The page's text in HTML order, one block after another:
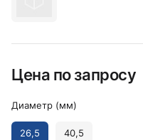
Цена по запросу
Диаметр (мм)
26,5 40,5